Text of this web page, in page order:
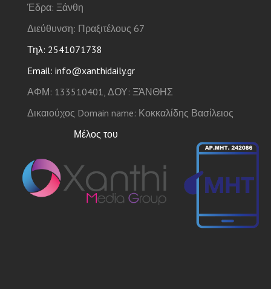
Έδρα: Ξάνθη
Διεύθυνση: Πραξιτέλους 67
Τηλ: 2541071738
Email: info@xanthidaily.gr
ΑΦΜ: 133510401, ΔΟΥ: ΞΆΝΘΗΣ
Δικαιούχος Domain name: Κοκκαλίδης Βασίλειος
Μέλος του